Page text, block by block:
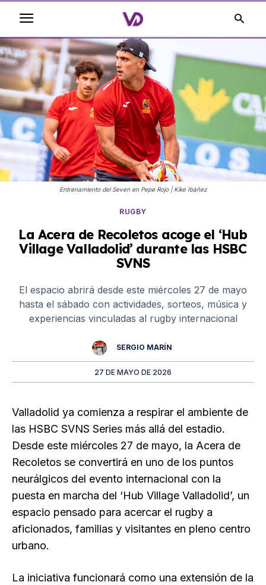
Entrenamiento del Seven en Pepe Rojo | Kike Ibáñez
RUGBY
La Acera de Recoletos acoge el ‘Hub
Village Valladolid’ durante las HSBC
SVNS
El espacio abrirá desde este miércoles 27 de mayo
hasta el sábado con actividades, sorteos, música y
experiencias vinculadas al rugby internacional
SERGIO MARÍN
27 DE MAYO DE 2026
Valladolid ya comienza a respirar el ambiente de
las HSBC SVNS Series más allá del estadio.
Desde este miércoles 27 de mayo, la Acera de
Recoletos se convertirá en uno de los puntos
neurálgicos del evento internacional con la
puesta en marcha del ‘Hub Village Valladolid’, un
espacio pensado para acercar el rugby a
aficionados, familias y visitantes en pleno centro
urbano.
La iniciativa funcionará como una extensión de la